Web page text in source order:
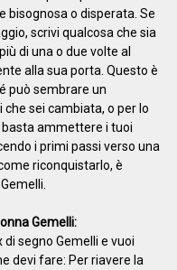
bisognosa o disperata. Se
scrivi qualcosa che sia
di una o due volte al
alla sua porta. Questo è
può sembrare un
sei cambiata, o per lo
ammettere i tuoi
i primi passi verso una
riconquistarlo, è
Gemelli:
segno Gemelli e vuoi
devi fare: Per riavere la